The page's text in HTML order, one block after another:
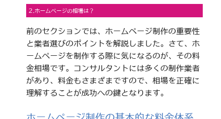
2.ホームページの相場は？
前のセクションでは、ホームページ制作の重要性
と業者選びのポイントを解説しました。さて、ホ
ームページを制作する際に気になるのが、その料
金相場です。コンサルタントには多くの制作業者
があり、料金もさまざまですので、相場を正確に
理解することが成功への鍵となります。